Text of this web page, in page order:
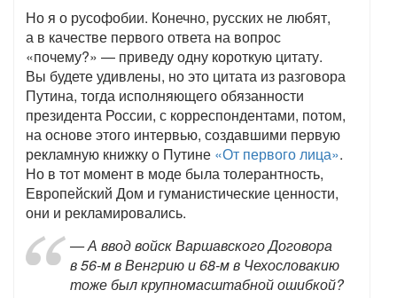
Но я о русофобии. Конечно, русских не любят,
а в качестве первого ответа на вопрос
«почему?» — приведу одну короткую цитату.
Вы будете удивлены, но это цитата из разговора
Путина, тогда исполняющего обязанности
президента России, с корреспондентами, потом,
на основе этого интервью, создавшими первую
рекламную книжку о Путине «От первого лица».
Но в тот момент в моде была толерантность,
Европейский Дом и гуманистические ценности,
они и рекламировались.
— А ввод войск Варшавского Договора
в 56-м в Венгрию и 68-м в Чехословакию
тоже был крупномасштабной ошибкой?